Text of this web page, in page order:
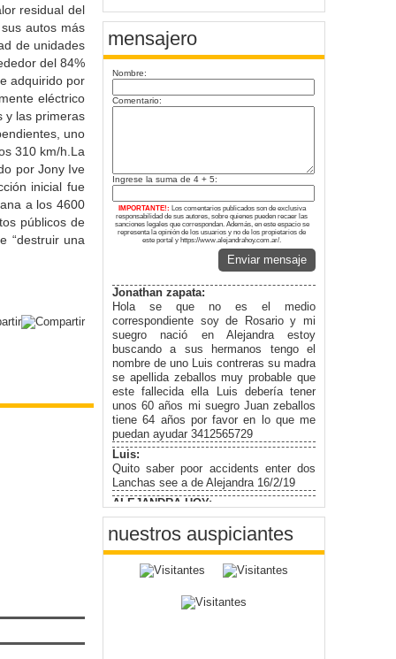
residual del
autos más
de unidades
del 84%
adquirido por
eléctrico
y las primeras
uno
310 km/h.La
por Jony Ive
inicial fue
a los 4600
públicos de
“destruir una
mensajero
Nombre:
Comentario:
Ingrese la suma de 4 + 5:
IMPORTANTE!: Los comentarios publicados son de exclusiva
responsabilidad de sus autores, sobre quienes pueden recaer las
sanciones legales que correspondan. Además, en este espacio se
representa la opinión de los usuarios y no de los propietarios de
este portal y https://www.alejandrahoy.com.ar/.
Enviar mensaje
Jonathan zapata:
Hola se que no es el medio
correspondiente soy de Rosario y mi
suegro nació en Alejandra estoy
buscando a sus hermanos tengo el
nombre de uno Luis contreras su madra
se apellida zeballos muy probable que
este fallecida ella Luis debería tener
unos 60 años mi suegro Juan zeballos
tiene 64 años por favor en lo que me
puedan ayudar 3412565729
Luis:
Quito saber poor accidents enter dos
Lanchas see a de Alejandra 16/2/19
ALEJANDRA HOY:
Comunicamos que no estamos
trabajando en la página. Comentarios y
consultas a los correos únicamente.
Oscar:
Necesito saber con quien me puedo
contactar para consultar por la apertura
nuestros auspiciantes